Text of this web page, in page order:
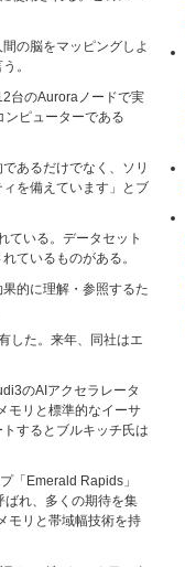
の脳をマッピングしよ
。
台のAuroraノードで実
ピューターである
あるだけでなく、ソリ
を備えています」とブ
ている。データセット
ているものがある。
的に理解・参照するた
した。来年、同社はエ
のAIアクセラレータ
モリと標準的なイーサ
するとブルキッチ氏は
「Emerald Rapids」
れ、多くの期待を集
モリと帯域幅技術を持